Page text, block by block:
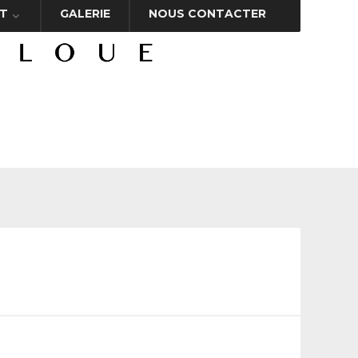
GALERIE NOUS CONTACTER